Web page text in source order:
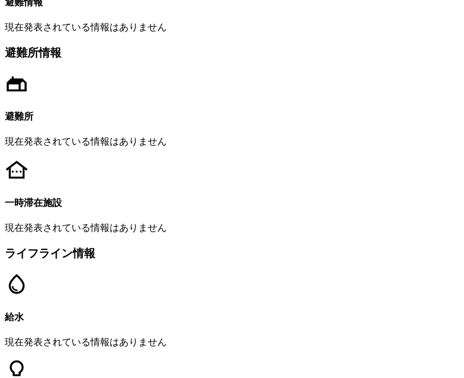
避難情報
現在発表されている情報はありません
避難所情報
避難所
現在発表されている情報はありません
一時滞在施設
現在発表されている情報はありません
ライフライン情報
給水
現在発表されている情報はありません